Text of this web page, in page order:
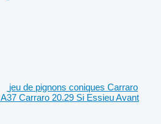
jeu de pignons coniques Carraro
Carraro 20.29 Si Essieu Avant